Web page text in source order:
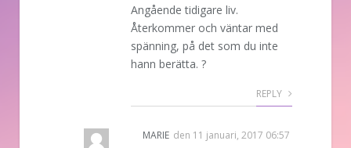
Angående tidigare liv.
Återkommer och väntar med
spänning, på det som du inte
hann berätta. ?
REPLY
MARIE den 11 januari, 2017 06:57